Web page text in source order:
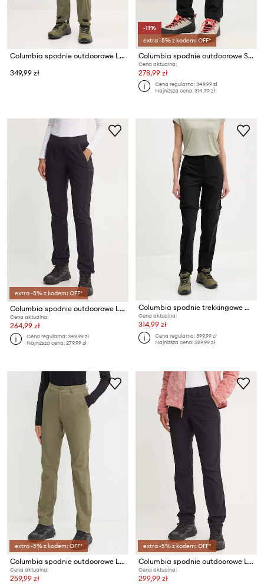
Columbia spodnie outdoorowe Leslie Falls
349,99 zł
-11%
extra -5% z kodem: OFF*
Columbia spodnie outdoorowe Silver Ridge
Cena aktualna:
278,99 zł
Cena regularna:349,99 zł
Najniższa cena:314,99 zł
extra -5% z kodem: OFF*
Columbia spodnie outdoorowe Leslie Falls
Cena aktualna:
264,99 zł
Cena regularna:349,99 zł
Najniższa cena:279,99 zł
Columbia spodnie trekkingowe damskie Leslie Falls
Cena aktualna:
314,99 zł
Cena regularna:399,99 zł
Najniższa cena:329,99 zł
extra -5% z kodem: OFF*
Columbia spodnie outdoorowe Leslie Falls
Cena aktualna:
259,99 zł
extra -5% z kodem: OFF*
Columbia spodnie outdoorowe Leslie Falls
Cena aktualna:
299,99 zł